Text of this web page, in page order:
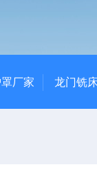
厂家 龙门铣